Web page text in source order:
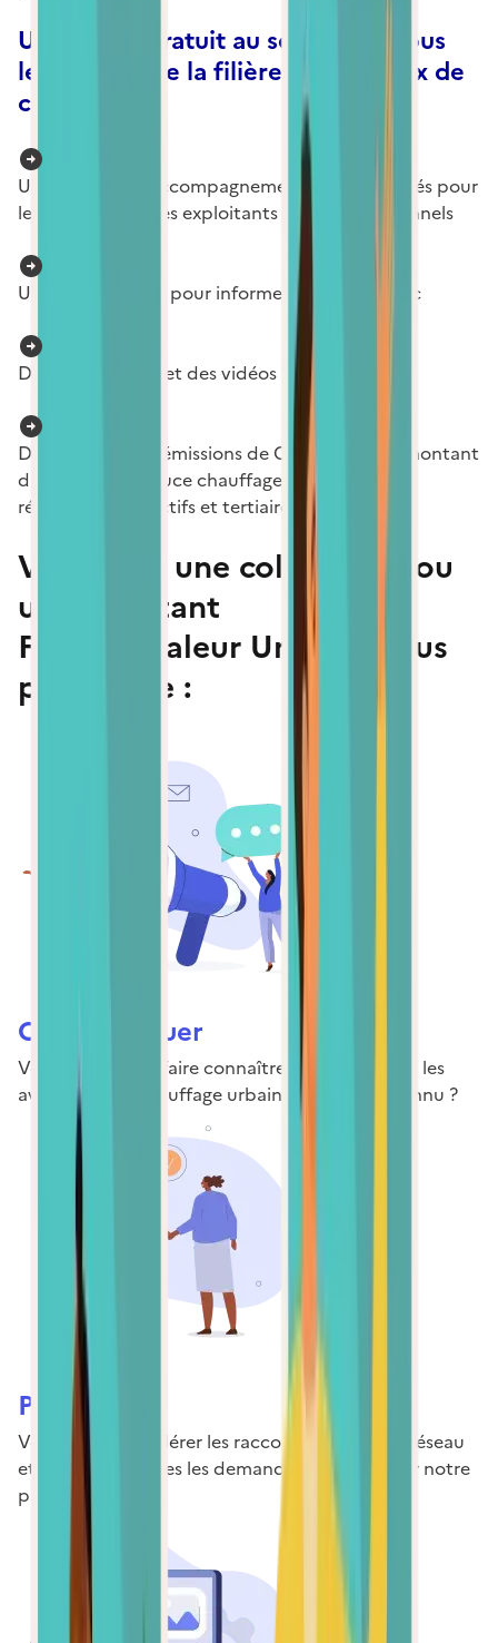
Un service gratuit au service de tous
les acteurs de la filière des réseaux de
chaleur
Un ensemble d’accompagnements personnalisés pour
les collectivités, les exploitants et les professionnels
Un contenu riche pour informer le grand public
Des infographies et des vidéos pédagogiques
Des simulateurs (émissions de CO2 évitées et montant
du « Coup de pouce chauffage des bâtiments
résidentiels collectifs et tertiaires »)
Vous êtes une collectivité ou
un exploitant
France Chaleur Urbaine vous
permet de :
Communiquer
Vous cherchez à faire connaître votre réseau et les
avantages du chauffage urbain, encore mal connu ?
Prospecter
Vous voulez accélérer les raccordements à un réseau
et connaître toutes les demandes déposées sur notre
plateforme ?